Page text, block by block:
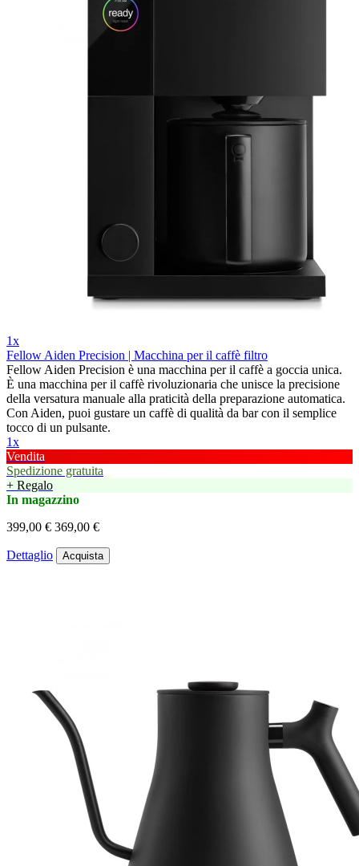
1x
Fellow Aiden Precision | Macchina per il caffè filtro
Fellow Aiden Precision è una macchina per il caffè a goccia unica.
È una macchina per il caffè rivoluzionaria che unisce la precisione
della versatura manuale alla praticità della preparazione automatica.
Con Aiden, puoi gustare un caffè di qualità da bar con il semplice
tocco di un pulsante.
1x
Vendita
Spedizione gratuita
+ Regalo
In magazzino
399,00 € 369,00 €
Dettaglio Acquista